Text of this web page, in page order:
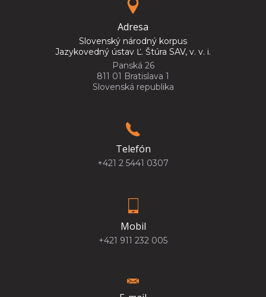
Adresa
Slovenský národný korpus
Jazykovedný ústav Ľ. Štúra SAV, v. v. i.
Panská 26
811 01 Bratislava 1
Slovenská republika
Telefón
+421 2 5441 0307
Mobil
+421 911 232 005